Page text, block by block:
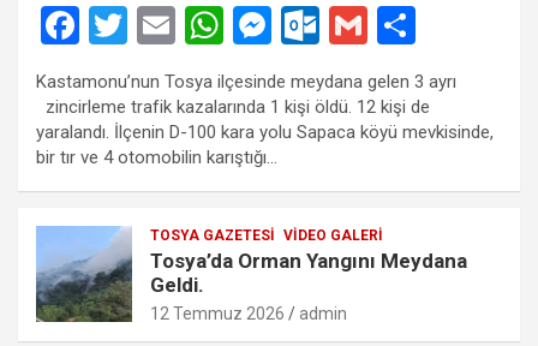
F
ce
b
o
o
k
T
wi
tt
er
E
ail
W
at
s
A
p
M
es
se
n
g
er
O
ut
lo
o
o
G
m
ail
h
ar
e
Kastamonu’nun Tosya ilçesinde meydana gelen 3 ayrı
zincirleme trafik kazalarında 1 kişi öldü. 12 kişi de
yaralandı. İlçenin D-100 kara yolu Sapaca köyü mevkisinde,
bir tır ve 4 otomobilin karıştığı…
TOSYA GAZETESI VIDEO GALERI
Tosya’da Orman Yangını Meydana
Geldi.
12 Temmuz 2026 admin